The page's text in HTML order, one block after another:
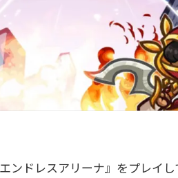
ンドレスアリーナ』をプレイ